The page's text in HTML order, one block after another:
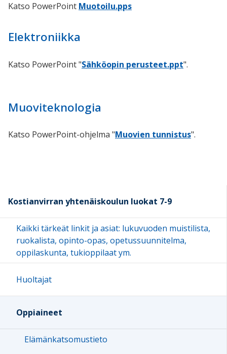
Katso PowerPoint Muotoilu.pps
Elektroniikka
Katso PowerPoint "Sähköopin perusteet.ppt".
Muoviteknologia
Katso PowerPoint-ohjelma "Muovien tunnistus".
Kostianvirran yhtenäiskoulun luokat 7-9
Kaikki tärkeät linkit ja asiat: lukuvuoden muistilista,
ruokalista, opinto-opas, opetussuunnitelma,
oppilaskunta, tukioppilaat ym.
Huoltajat
Oppiaineet
Elämänkatsomustieto